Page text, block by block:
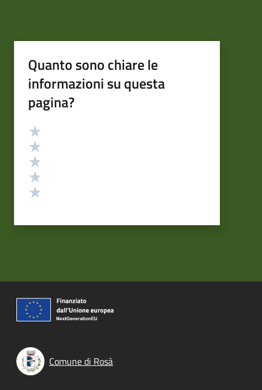
Quanto sono chiare le
informazioni su questa
pagina?
Valutazione
Comune di Rosà